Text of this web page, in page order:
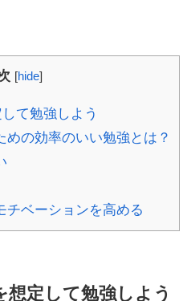
[hide]
て勉強しよう
の効率のいい勉強とは？
ベーションを高める
想定して勉強しよう